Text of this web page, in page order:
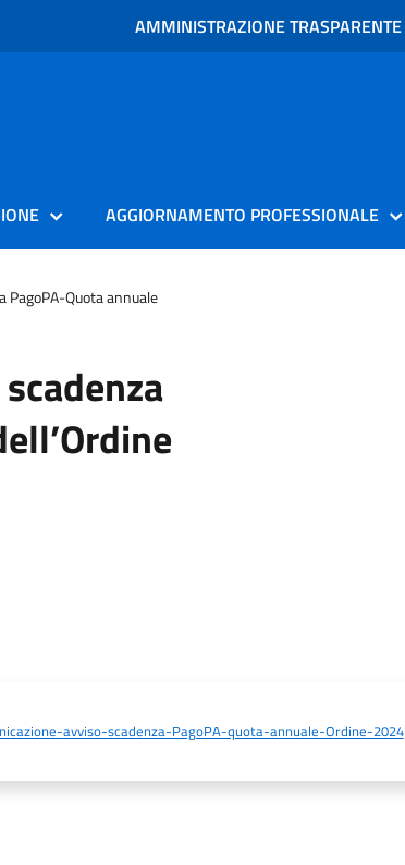
AMMINISTRAZIONE TRASPARENTE
AGGIORNAMENTO PROFESSIONALE
PagoPA-Quota annuale
avviso-scadenza-PagoPA-quota-annuale-Ordine-2024